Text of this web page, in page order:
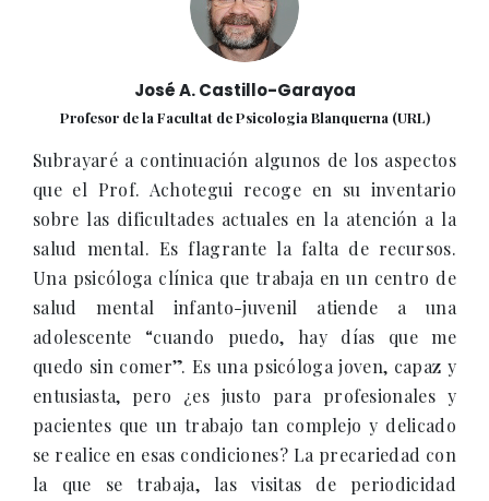
José A. Castillo-Garayoa
Profesor de la Facultat de Psicologia Blanquerna (URL)
Subrayaré a continuación algunos de los aspectos
que el Prof. Achotegui recoge en su inventario
sobre las dificultades actuales en la atención a la
salud mental. Es flagrante la falta de recursos.
Una psicóloga clínica que trabaja en un centro de
salud mental infanto-juvenil atiende a una
adolescente “cuando puedo, hay días que me
quedo sin comer”. Es una psicóloga joven, capaz y
entusiasta, pero ¿es justo para profesionales y
pacientes que un trabajo tan complejo y delicado
se realice en esas condiciones? La precariedad con
la que se trabaja, las visitas de periodicidad